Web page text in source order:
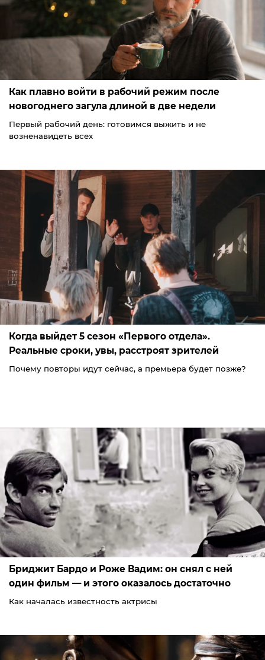
Как плавно войти в рабочий режим после
новогоднего загула длиной в две недели
Первый рабочий день: готовимся выжить и не
возненавидеть всех
Когда выйдет 5 сезон «Первого отдела».
Реальные сроки, увы, расстроят зрителей
Почему повторы идут сейчас, а премьера будет позже?
Бриджит Бардо и Роже Вадим: он снял с ней
один фильм — и этого оказалось достаточно
Как началась известность актрисы